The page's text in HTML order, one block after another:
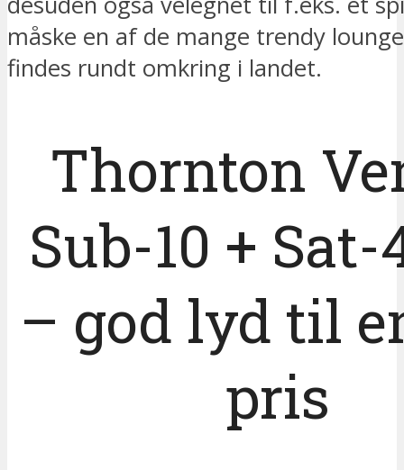
måske en af de mange trendy
findes rundt omkring i
Thornton
Sub-10 +
– god lyd til
pris